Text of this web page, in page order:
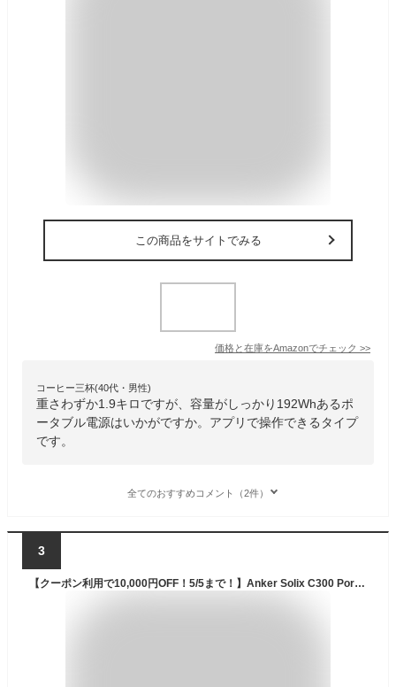
この商品をサイトでみる
価格と在庫をAmazonでチェック >>
コーヒー三杯(40代・男性)
重さわずか1.9キロですが、容量がしっかり192Whあるポ
ータブル電源はいかがですか。アプリで操作できるタイプ
です。
全てのおすすめコメント（2件）
3
【クーポン利用で10,000円OFF！5/5まで！】Anker Solix C300 Portable Power Station with Solix PS60 Compact Portable Solar Panel 288Whポータブル電源と60Wソーラーパネルセット 定格出力300W 小型軽量 持ち運び便利 コンパクト パワフル リン酸鉄 太陽光発電セット